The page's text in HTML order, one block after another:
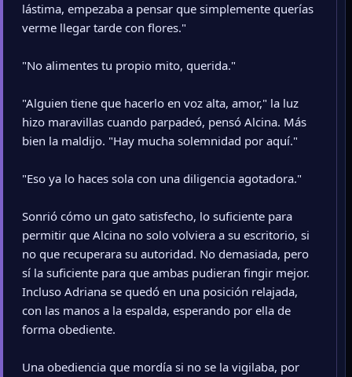
lástima, empezaba a pensar que simplemente querías
verme llegar tarde con flores."
"No alimentes tu propio mito, querida."
"Alguien tiene que hacerlo en voz alta, amor," la luz
hizo maravillas cuando parpadeó, pensó Alcina. Más
bien la maldijo. "Hay mucha solemnidad por aquí."
"Eso ya lo haces sola con una diligencia agotadora."
Sonrió cómo un gato satisfecho, lo suficiente para
permitir que Alcina no solo volviera a su escritorio, si
no que recuperara su autoridad. No demasiada, pero
sí la suficiente para que ambas pudieran fingir mejor.
Incluso Adriana se quedó en una posición relajada,
con las manos a la espalda, esperando por ella de
forma obediente.
Una obediencia que mordía si no se la vigilaba, por